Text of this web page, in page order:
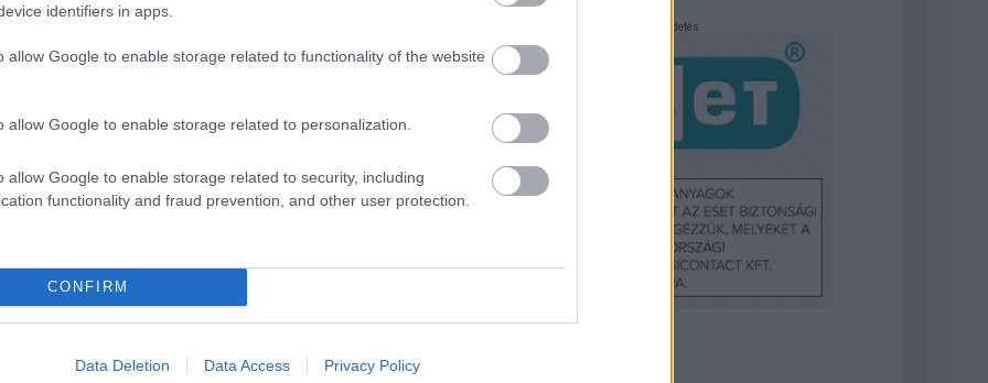
identifiers in apps.
allow Google to enable storage related to functionality of the website
allow Google to enable storage related to personalization.
allow Google to enable storage related to security, including
functionality and fraud prevention, and other user protection.
CONFIRM
Data Deletion Data Access Privacy Policy
a Samsung Galaxy
Hirdetés